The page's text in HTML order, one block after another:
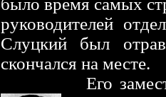
было время самых
руководителей
Слуцкий был
скончался на месте.
Его